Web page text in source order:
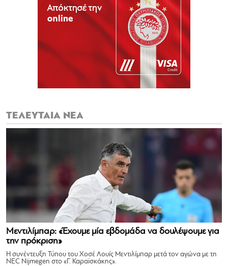
ΤΕΛΕΥΤΑΙΑ ΝΕΑ
Μεντιλίμπαρ: «Έχουμε μία εβδομάδα να δουλέψουμε για
την πρόκριση»
Η συνέντευξη Τύπου του Χοσέ Λουίς Μεντιλίμπαρ μετά τον αγώνα με τη
NEC Nijmegen στο «Γ. Καραϊσκάκης».